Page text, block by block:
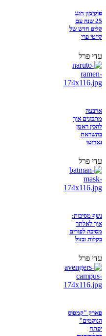
פוקימון חוגג
25 שנה עם
קליפ חדש של
קייטי פרי
עדי פרל
ארבעה
מתכונים איך
להכין ראמן
בהשראת
נארוטו
עדי פרל
נשף מסיכות:
איך לאלתר
מסיכה לפורים
בקלות ובזול
עדי פרל
פארק "קמפוס
הנוקמים"
יפתח